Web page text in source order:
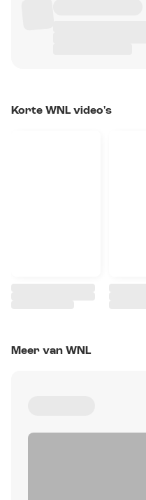
Korte WNL video's
Meer van WNL